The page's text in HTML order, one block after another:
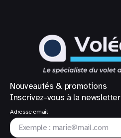
Nouveautés & promotions
Inscrivez-vous à la newsletter
Adresse email